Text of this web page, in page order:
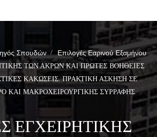
Σπουδών Επιλογές Εαρινού Εξαμήνου
ΤΩΝ ΑΚΡΩΝ ΚΑΙ ΠΡΩΤΕΣ ΒΟΗΘΕΙΕΣ
ΚΑΚΩΣΕΙΣ. ΠΡΑΚΤΙΚΗ ΑΣΚΗΣΗ ΣΕ
ΚΑΙ ΜΑΚΡΟΧΕΙΡΟΥΡΓΙΚΗΣ ΣΥΡΡΑΦΗΣ
ΕΓΧΕΙΡΗΤΙΚΗΣ